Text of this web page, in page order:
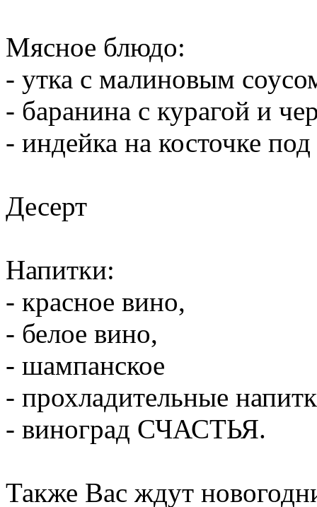
Мясное блюдо:
- утка с малиновым
- баранина с курагой и
- индейка на косточке
Десерт
Напитки:
- красное вино,
- белое вино,
- шампанское
- прохладительные
- виноград СЧАСТЬЯ.
Также Вас ждут